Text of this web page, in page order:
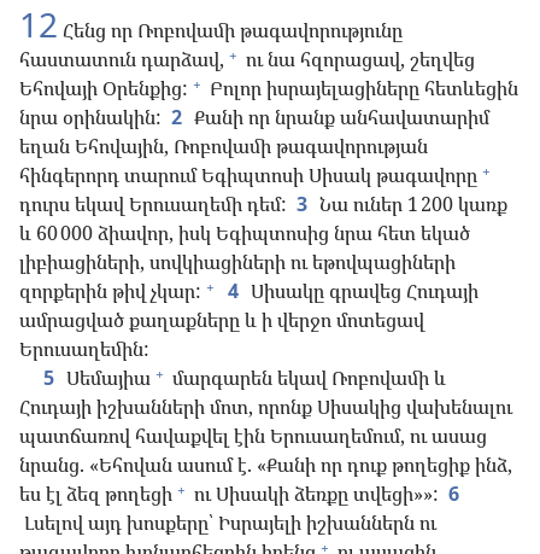
12 Հենց որ Ռոբովամի թագավորությունը
հաստատուն դարձավ, + ու նա հզորացավ, շեղվեց
Եհովայի Օրենքից: + Բոլոր իսրայելացիները հետևեցին
նրա օրինակին: 2 Քանի որ նրանք անհավատարիմ
եղան Եհովային, Ռոբովամի թագավորության
հինգերորդ տարում Եգիպտոսի Սիսակ թագավորը +
դուրս եկավ Երուսաղեմի դեմ: 3 Նա ուներ 1 200 կառք
և 60 000 ձիավոր, իսկ Եգիպտոսից նրա հետ եկած
լիբիացիների, սովկիացիների ու եթովպացիների
զորքերին թիվ չկար: + 4 Սիսակը գրավեց Հուդայի
ամրացված քաղաքները և ի վերջո մոտեցավ
Երուսաղեմին:
5 Սեմայիա + մարգարեն եկավ Ռոբովամի և
Հուդայի իշխանների մոտ, որոնք Սիսակից վախենալու
պատճառով հավաքվել էին Երուսաղեմում, ու ասաց
նրանց. «Եհովան ասում է. «Քանի որ դուք թողեցիք ինձ,
ես էլ ձեզ թողեցի + ու Սիսակի ձեռքը տվեցի»»: 6
Լսելով այդ խոսքերը՝ Իսրայելի իշխաններն ու
+